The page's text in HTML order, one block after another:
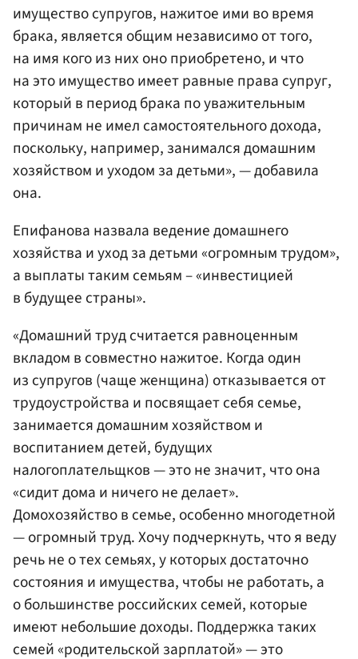
имущество супругов, нажитое ими во время
брака, является общим независимо от того,
на имя кого из них оно приобретено, и что
на это имущество имеет равные права супруг,
который в период брака по уважительным
причинам не имел самостоятельного дохода,
поскольку, например, занимался домашним
хозяйством и уходом за детьми», — добавила
она.
Епифанова назвала ведение домашнего
хозяйства и уход за детьми «огромным трудом»,
а выплаты таким семьям – «инвестицией
в будущее страны».
«Домашний труд считается равноценным
вкладом в совместно нажитое. Когда один
из супругов (чаще женщина) отказывается от
трудоустройства и посвящает себя семье,
занимается домашним хозяйством и
воспитанием детей, будущих
налогоплательщков — это не значит, что она
«сидит дома и ничего не делает».
Домохозяйство в семье, особенно многодетной
— огромный труд. Хочу подчеркнуть, что я веду
речь не о тех семьях, у которых достаточно
состояния и имущества, чтобы не работать, а
о большинстве российских семей, которые
имеют небольшие доходы. Поддержка таких
семей «родительской зарплатой» — это